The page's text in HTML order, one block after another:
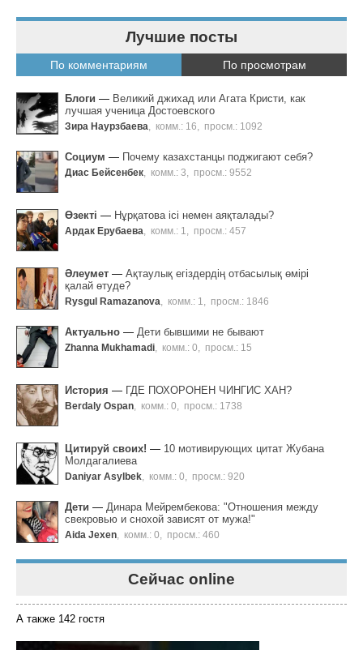
Лучшие посты
По комментариям По просмотрам
Блоги — Великий джихад или Агата Кристи, как
лучшая ученица Достоевского
Зира Наурзбаева комм.: 16 просм.: 1092
Социум — Почему казахстанцы поджигают себя?
Диас Бейсенбек комм.: 3 просм.: 9552
Өзекті — Нұрқатова ісі немен аяқталады?
Ардак Ерубаева комм.: 1 просм.: 457
Әлеумет — Ақтаулық егіздердің отбасылық өмірі
қалай өтуде?
Rysgul Ramazanova комм.: 1 просм.: 1846
Актуально — Дети бывшими не бывают
Zhanna Mukhamadi комм.: 0 просм.: 15
История — ГДЕ ПОХОРОНЕН ЧИНГИС ХАН?
Berdaly Ospan комм.: 0 просм.: 1738
Цитируй своих! — 10 мотивирующих цитат Жубана
Молдагалиева
Daniyar Asylbek комм.: 0 просм.: 920
Дети — Динара Мейрембекова: "Отношения между
свекровью и снохой зависят от мужа!"
Aida Jexen комм.: 0 просм.: 460
Сейчас online
А также 142 гостя